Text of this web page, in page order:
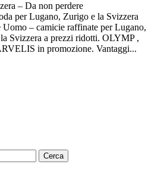
– Da non perdere
per Lugano, Zurigo e la Svizzera
– camicie raffinate per Lugano,
Svizzera a prezzi ridotti. OLYMP ,
in promozione. Vantaggi...
Cerca